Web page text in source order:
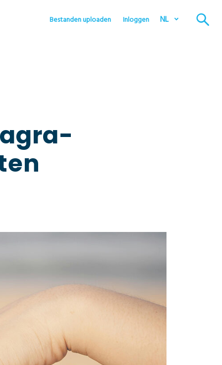
Bestanden uploaden Inloggen NL
agra­